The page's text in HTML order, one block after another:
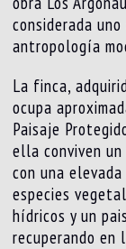
considerada
antropología
La finca,
ocupa
Paisaje
ella conviven
con una
especies
hídricos y un
recuperando en